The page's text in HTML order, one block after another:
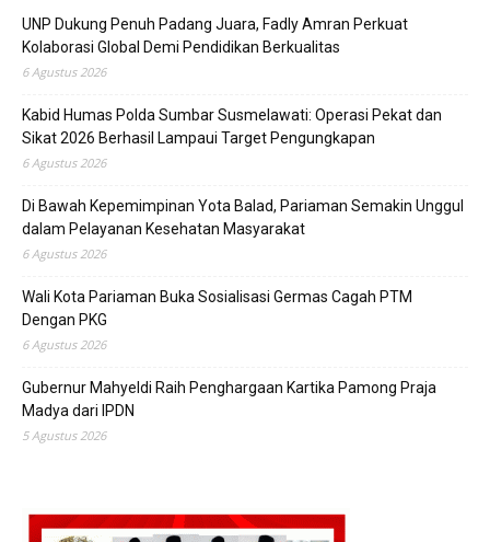
UNP Dukung Penuh Padang Juara, Fadly Amran Perkuat
Kolaborasi Global Demi Pendidikan Berkualitas
6 Agustus 2026
Kabid Humas Polda Sumbar Susmelawati: Operasi Pekat dan
Sikat 2026 Berhasil Lampaui Target Pengungkapan
6 Agustus 2026
Di Bawah Kepemimpinan Yota Balad, Pariaman Semakin Unggul
dalam Pelayanan Kesehatan Masyarakat
6 Agustus 2026
Wali Kota Pariaman Buka Sosialisasi Germas Cagah PTM
Dengan PKG
6 Agustus 2026
Gubernur Mahyeldi Raih Penghargaan Kartika Pamong Praja
Madya dari IPDN
5 Agustus 2026